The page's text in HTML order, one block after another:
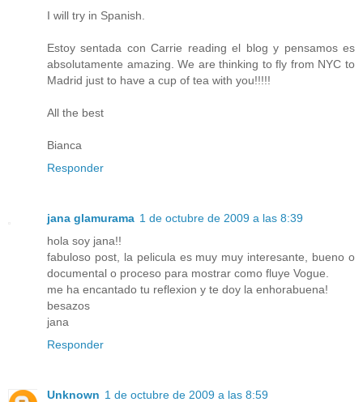
I will try in Spanish.
Estoy sentada con Carrie reading el blog y pensamos es
absolutamente amazing. We are thinking to fly from NYC to
Madrid just to have a cup of tea with you!!!!!
All the best
Bianca
Responder
jana glamurama 1 de octubre de 2009 a las 8:39
hola soy jana!!
fabuloso post, la pelicula es muy muy interesante, bueno o
documental o proceso para mostrar como fluye Vogue.
me ha encantado tu reflexion y te doy la enhorabuena!
besazos
jana
Responder
Unknown 1 de octubre de 2009 a las 8:59